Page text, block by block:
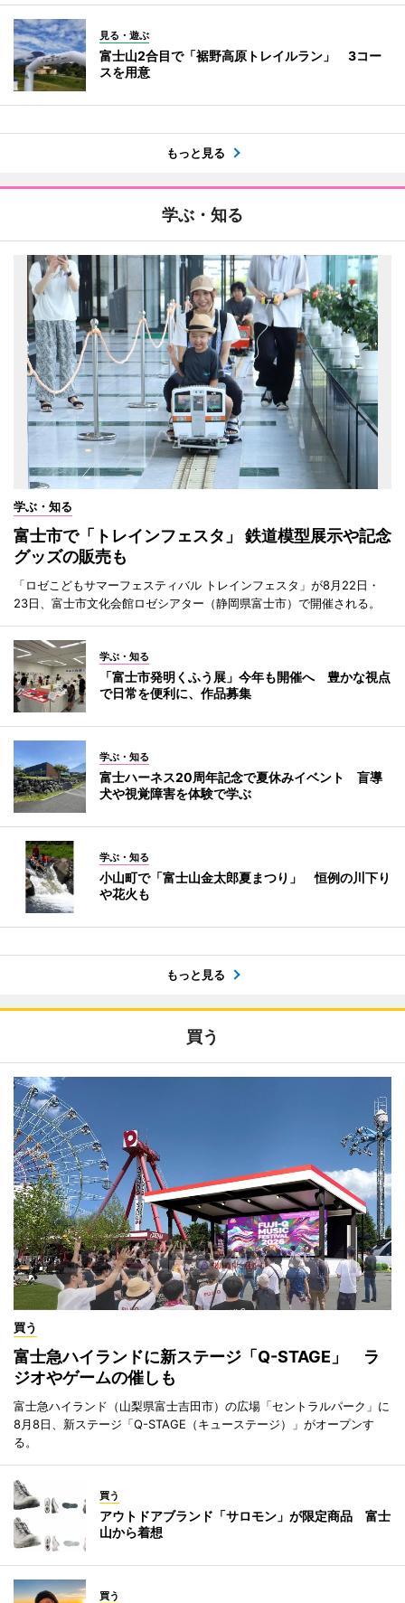
見る・遊ぶ
富士山2合目で「裾野高原トレイルラン」 3コー
スを用意
もっと見る
学ぶ・知る
学ぶ・知る
富士市で「トレインフェスタ」 鉄道模型展示や記念
グッズの販売も
「ロゼこどもサマーフェスティバル トレインフェスタ」が8月22日・
23日、富士市文化会館ロゼシアター（静岡県富士市）で開催される。
学ぶ・知る
「富士市発明くふう展」今年も開催へ 豊かな視点
で日常を便利に、作品募集
学ぶ・知る
富士ハーネス20周年記念で夏休みイベント 盲導
犬や視覚障害を体験で学ぶ
学ぶ・知る
小山町で「富士山金太郎夏まつり」 恒例の川下り
や花火も
もっと見る
買う
買う
富士急ハイランドに新ステージ「Q-STAGE」 ラ
ジオやゲームの催しも
富士急ハイランド（山梨県富士吉田市）の広場「セントラルパーク」に
8月8日、新ステージ「Q-STAGE（キューステージ）」がオープンす
る。
買う
アウトドアブランド「サロモン」が限定商品 富士
山から着想
買う